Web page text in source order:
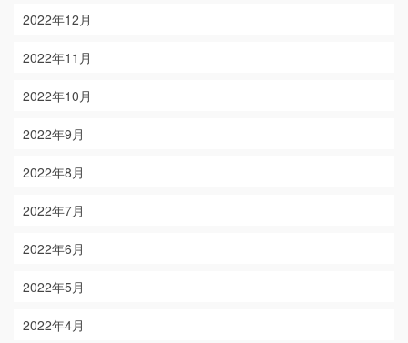
2022年12月
2022年11月
2022年10月
2022年9月
2022年8月
2022年7月
2022年6月
2022年5月
2022年4月